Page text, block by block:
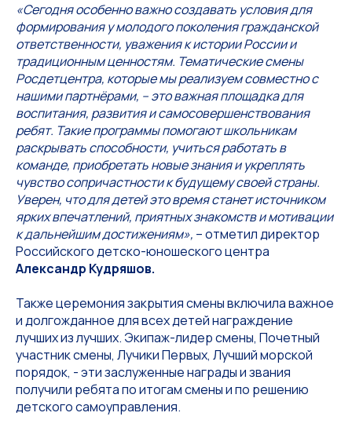
«Сегодня особенно важно создавать условия для
формирования у молодого поколения гражданской
ответственности, уважения к истории России и
традиционным ценностям. Тематические смены
Росдетцентра, которые мы реализуем совместно с
нашими партнёрами, – это важная площадка для
воспитания, развития и самосовершенствования
ребят. Такие программы помогают школьникам
раскрывать способности, учиться работать в
команде, приобретать новые знания и укреплять
чувство сопричастности к будущему своей страны.
Уверен, что для детей это время станет источником
ярких впечатлений, приятных знакомств и мотивации
к дальнейшим достижениям», – отметил директор
Российского детско-юношеского центра
Александр Кудряшов.
Также церемония закрытия смены включила важное
и долгожданное для всех детей награждение
лучших из лучших. Экипаж-лидер смены, Почетный
участник смены, Лучики Первых, Лучший морской
порядок, - эти заслуженные награды и звания
получили ребята по итогам смены и по решению
детского самоуправления.